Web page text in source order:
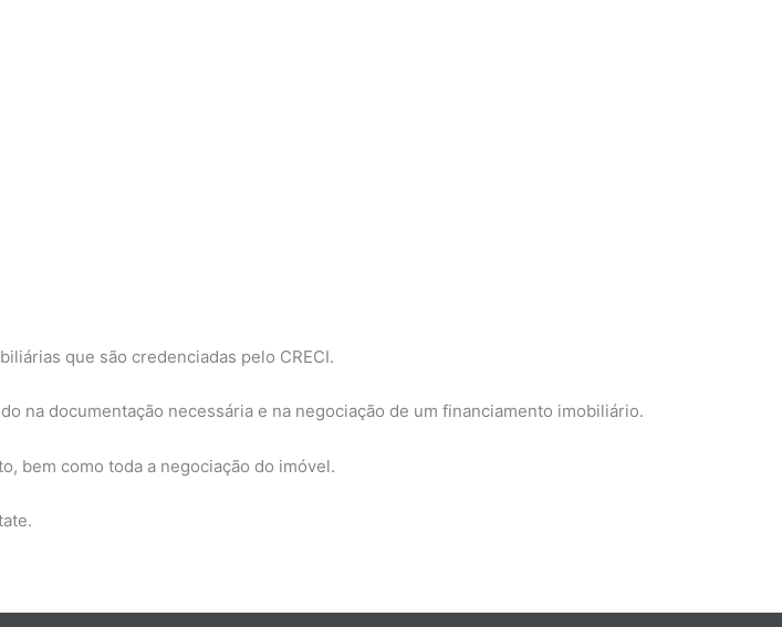
que são credenciadas pelo CRECI.
na documentação necessária e na negociação de um financiamento imobiliário.
bem como toda a negociação do imóvel.